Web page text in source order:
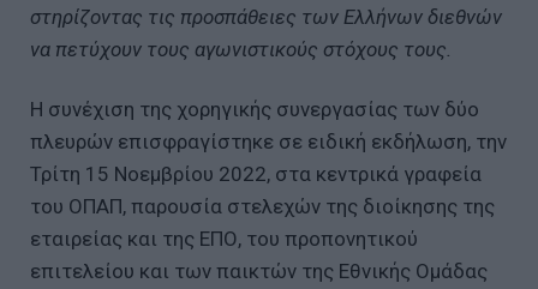
στηρίζοντας τις προσπάθειες των Ελλήνων διεθνών
να πετύχουν τους αγωνιστικούς στόχους τους.
Η συνέχιση της χορηγικής συνεργασίας των δύο
πλευρών επισφραγίστηκε σε ειδική εκδήλωση, την
Τρίτη 15 Νοεμβρίου 2022, στα κεντρικά γραφεία
του ΟΠΑΠ, παρουσία στελεχών της διοίκησης της
εταιρείας και της ΕΠΟ, του προπονητικού
επιτελείου και των παικτών της Εθνικής Ομάδας